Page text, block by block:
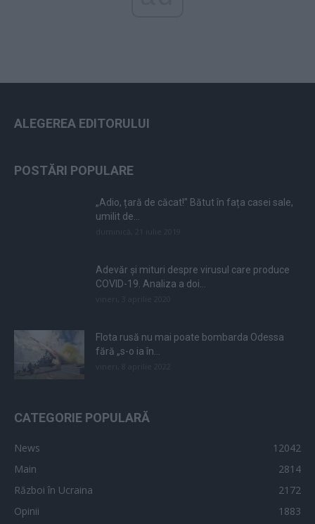
ALEGEREA EDITORULUI
POSTĂRI POPULARE
„Adio, țară de căcat!” Bătut în fața casei sale,
umilit de...
Adevăr și mituri despre virusul care produce
COVID-19. Analiza a doi...
Flota rusă nu mai poate bombarda Odessa
fără „s-o ia în...
CATEGORIE POPULARĂ
News
12042
Main
2814
Război în Ucraina
2172
Opinii
1883